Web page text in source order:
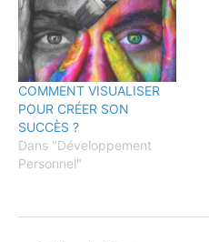
COMMENT VISUALISER
POUR CRÉER SON
SUCCÈS ?
Dans "Développement
Personnel"